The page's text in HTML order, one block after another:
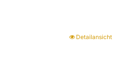
Detailansicht